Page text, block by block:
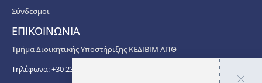
Σύνδεσμοι
ΕΠΙΚΟΙΝΩΝΙΑ
Τμήμα Διοικητικής Υποστήριξης ΚΕΔΙΒΙΜ ΑΠΘ
Τηλέφωνα: +30 2310 99 67 -76, -88, -82, -83, -81